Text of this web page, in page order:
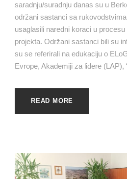
saradnju/suradnju danas su u
održani sastanci sa
usaglasili naredni koraci u
projekta. Održani sastanci bili su
su se referirali na edukaciju o
Evrope, Akademiji za lidere (LAP),
READ MORE